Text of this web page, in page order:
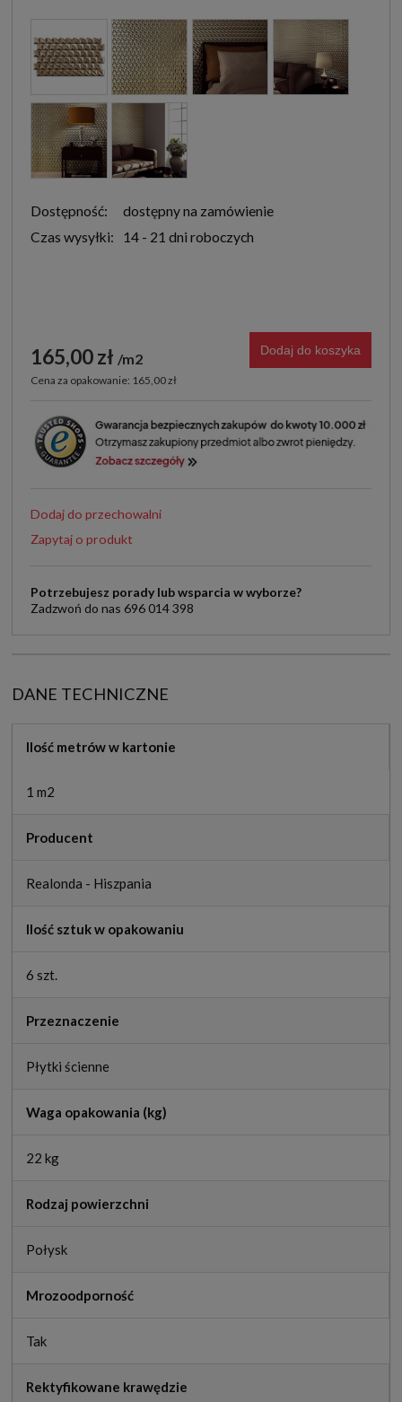
Dostępność:
dostępny na zamówienie
Czas wysyłki:
14 - 21 dni roboczych
165,00 zł m2
Cena za opakowanie: 165,00 zł
Dodaj do koszyka
Dodaj do przechowalni
Zapytaj o produkt
Potrzebujesz porady lub wsparcia w wyborze?
Zadzwoń do nas 696 014 398
DANE TECHNICZNE
Ilość metrów w kartonie
1 m2
Producent
Realonda - Hiszpania
Ilość sztuk w opakowaniu
6 szt.
Przeznaczenie
Płytki ścienne
Waga opakowania (kg)
22 kg
Rodzaj powierzchni
Połysk
Mrozoodporność
Tak
Rektyfikowane krawędzie